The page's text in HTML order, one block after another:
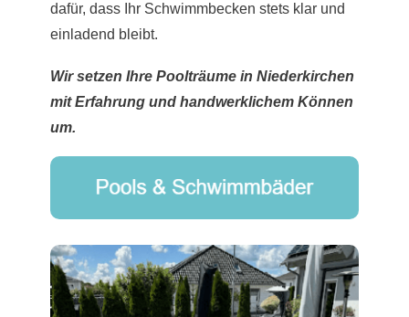
dafür, dass Ihr Schwimmbecken stets klar und
einladend bleibt.
Wir setzen Ihre Poolträume in Niederkirchen
mit Erfahrung und handwerklichem Können
um.